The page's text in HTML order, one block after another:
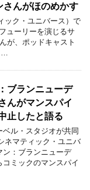
さんがほのめかす
ック・ユニバース）で
ューリーを演じるサ
が、ポッドキャスト
ブランニューデ
んがマンスパイ
止したと語る
ル・スタジオが共同
ネマティック・ユニバ
ン：ブランニューデ
ミックのマンスパイ